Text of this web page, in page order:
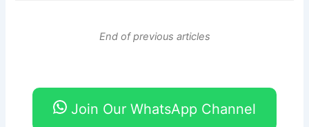
End of previous articles
Join Our WhatsApp Channel